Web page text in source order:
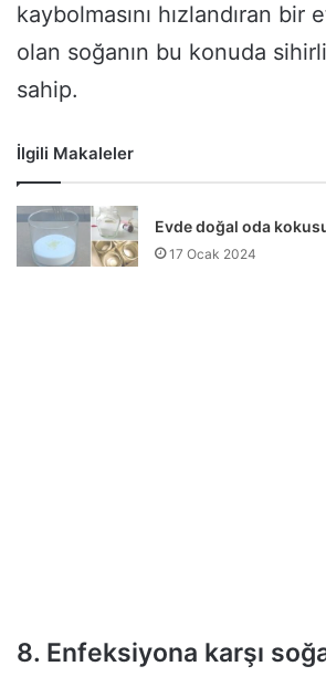
kaybolmasını hızlandıran bir
olan soğanın bu konuda
sahip.
İlgili Makaleler
Evde doğal oda
17 Ocak 2024
8. Enfeksiyona karşı